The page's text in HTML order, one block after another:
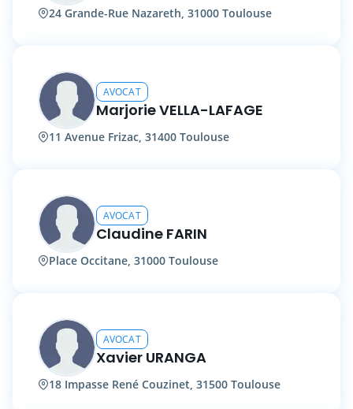
24 Grande-Rue Nazareth, 31000 Toulouse
AVOCAT
Marjorie VELLA-LAFAGE
11 Avenue Frizac, 31400 Toulouse
AVOCAT
Claudine FARIN
Place Occitane, 31000 Toulouse
AVOCAT
Xavier URANGA
18 Impasse René Couzinet, 31500 Toulouse